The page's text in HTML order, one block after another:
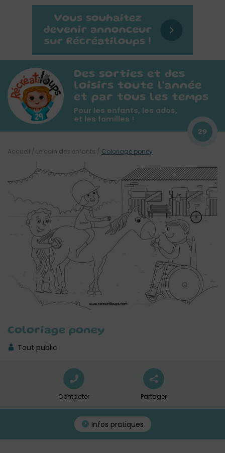
Des sorties et des
loisirs toute l'année
et par tous les temps
Pour les enfants, les ados,
et les familles !
29
Coloriage poney
Tout public
Accueil / Le coin des enfants / Coloriage poney
Contacter Partager
Infos pratiques